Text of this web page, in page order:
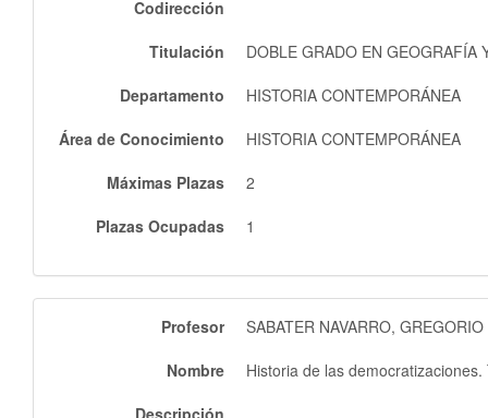
Codirección
Titulación
DOBLE GRADO EN GEOGRAFÍA
Departamento
HISTORIA CONTEMPORÁNEA
Área de Conocimiento
HISTORIA CONTEMPORÁNEA
Máximas Plazas
2
Plazas Ocupadas
1
Profesor
SABATER NAVARRO, GREGORIO
Nombre
Historia de las
Descripción